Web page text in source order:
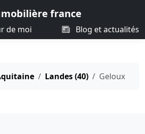
france
de moi Blog et actualités
Landes (40) Geloux